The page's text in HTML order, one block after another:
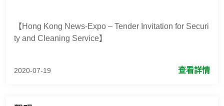
【Hong Kong News-Expo – Tender Invitation for Securi
ty and Cleaning Service】
2020-07-19 查看詳情